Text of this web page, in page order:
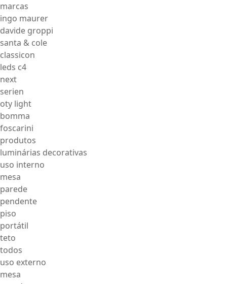
marcas
ingo maurer
davide groppi
santa & cole
classicon
leds c4
next
serien
oty light
bomma
foscarini
produtos
luminárias decorativas
uso interno
mesa
parede
pendente
piso
portátil
teto
todos
uso externo
mesa